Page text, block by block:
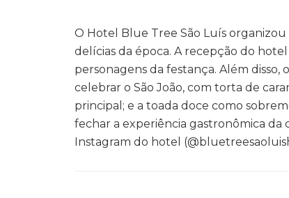
O Hotel Blue Tree São Luís
delícias da época. A recepção do
personagens da festança. Além
celebrar o São João, com torta de
principal; e a toada doce como
fechar a experiência gastronômica da
Instagram do hotel